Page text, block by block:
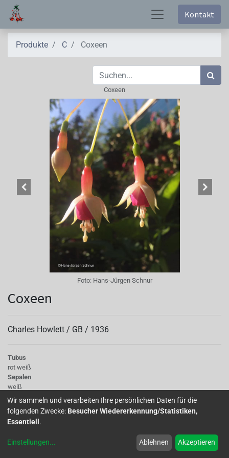
Kontakt
Produkte C Coxeen
Coxeen
Foto: Hans-Jürgen Schnur
Coxeen
Charles Howlett / GB / 1936
Tubus
rot weiß
Sepalen
weiß
Korolle/Petalen
rot
Knospe/Blüte
einfach
hängend
Wir sammeln und verarbeiten Ihre persönlichen Daten für die
folgenden Zwecke: Besucher Wiedererkennung/Statistiken,
Essentiell .
Einstellungen... Ablehnen Akzeptieren